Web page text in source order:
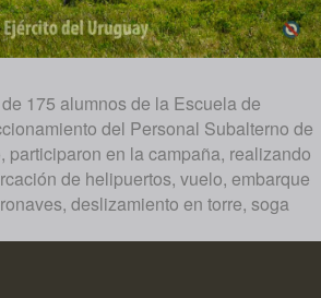
175 alumnos de la Escuela de
del Personal Subalterno de
participaron en la campaña, realizando
de helipuertos, vuelo, embarque
deslizamiento en torre, soga